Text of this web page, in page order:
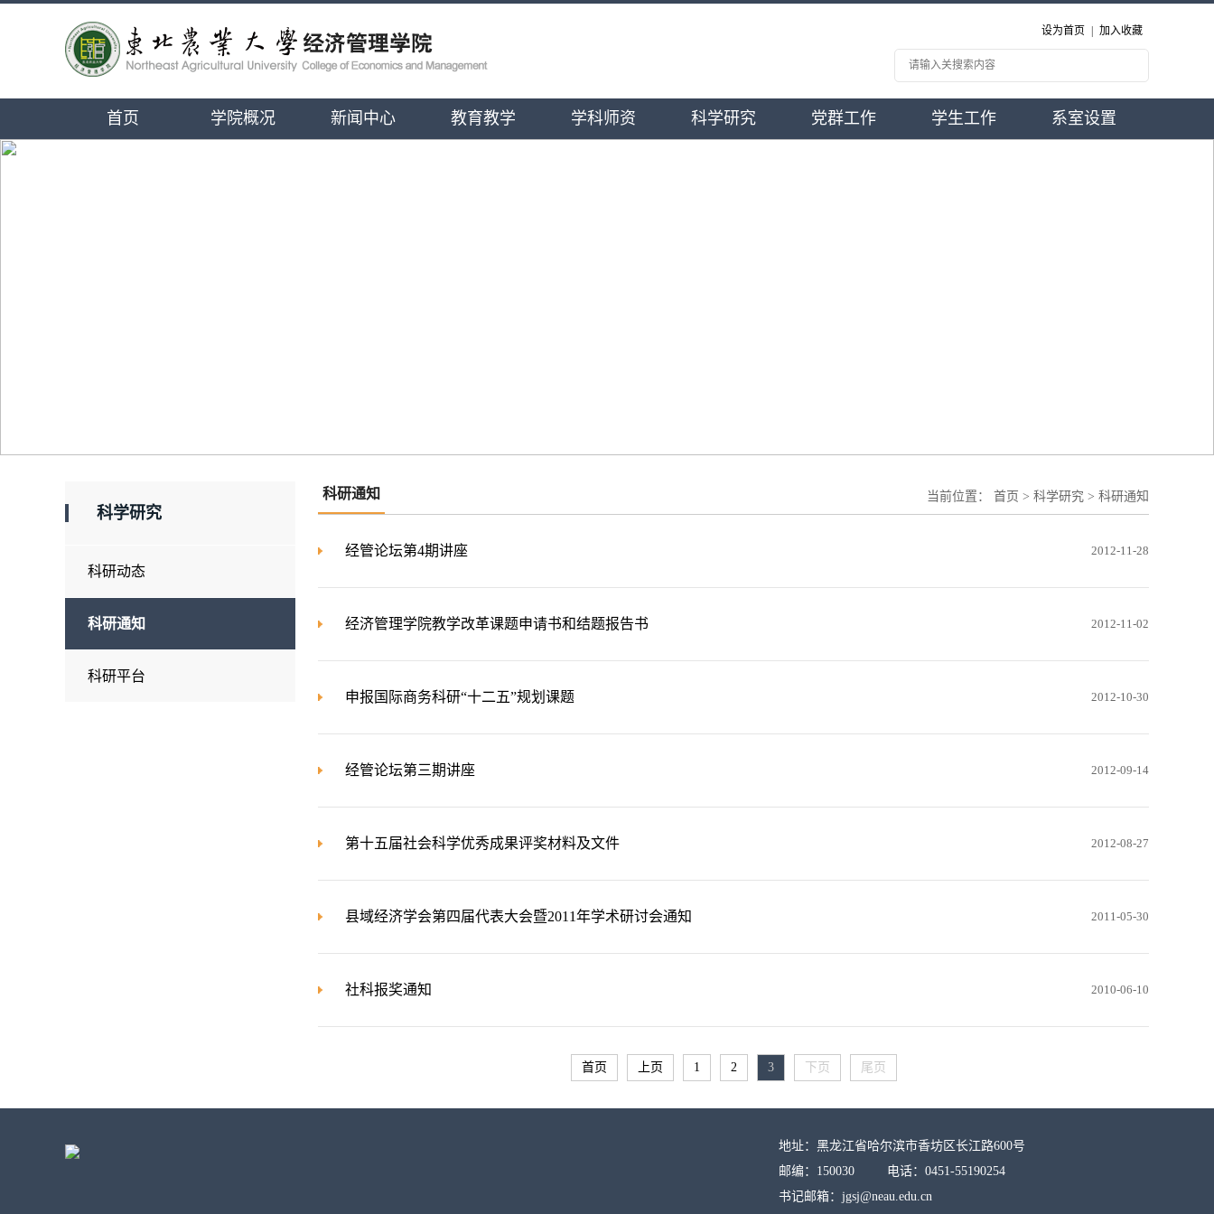
设为首页 加入收藏
首页 学院概况 新闻中心 教育教学 学科师资 科学研究 党群工作 学生工作 系室设置
科学研究
科研动态
科研通知
科研平台
科研通知 当前位置： 首页 > 科学研究 > 科研通知
经管论坛第4期讲座 2012-11-28
经济管理学院教学改革课题申请书和结题报告书 2012-11-02
申报国际商务科研“十二五”规划课题 2012-10-30
经管论坛第三期讲座 2012-09-14
第十五届社会科学优秀成果评奖材料及文件 2012-08-27
县域经济学会第四届代表大会暨2011年学术研讨会通知 2011-05-30
社科报奖通知 2010-06-10
首页 上页 1 2 3 下页 尾页
地址：黑龙江省哈尔滨市香坊区长江路600号
邮编：150030 电话：0451-55190254
书记邮箱：jgsj@neau.edu.cn